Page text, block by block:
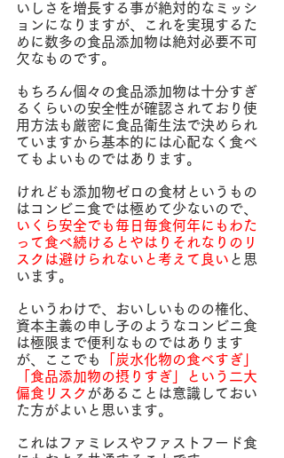
いしさを増長する事が絶対的なミッシ
ョンになりますが、これを実現するた
めに数多の食品添加物は絶対必要不可
欠なものです。
もちろん個々の食品添加物は十分すぎ
るくらいの安全性が確認されており使
用方法も厳密に食品衛生法で決められ
ていますから基本的には心配なく食べ
てもよいものではあります。
けれども添加物ゼロの食材というもの
はコンビニ食では極めて少ないので、
いくら安全でも毎日毎食何年にもわた
って食べ続けるとやはりそれなりのリ
スクは避けられないと考えて良い と思
います。
というわけで、おいしいものの権化、
資本主義の申し子のようなコンビニ食
は極限まで便利なものではあります
が、ここでも
「炭水化物の食べすぎ」
「食品添加物の摂りすぎ」という二大
偏食リスク があることは意識しておい
た方がよいと思います。
これはファミレスやファストフード食